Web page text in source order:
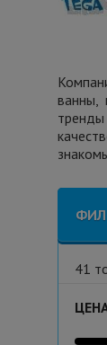
ванны,
тренды
41